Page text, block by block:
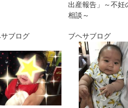
出産報告」～不妊
相談～
ブログ ブヘサブログ